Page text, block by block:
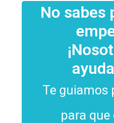
No sabes
Te guiamos
para que